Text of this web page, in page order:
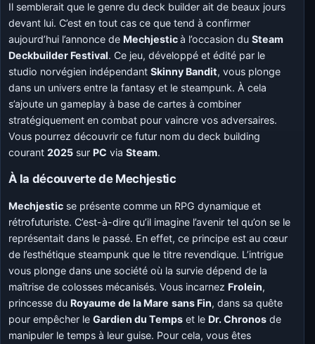
Il semblerait que le genre du deck builder ait de beaux jours
devant lui. C’est en tout cas ce que tend à confirmer
aujourd’hui l’annonce de Mechjesticà l’occasion duSteam
Deckbuilder Festival. Ce jeu, développé et édité par le
studio norvégien indépendantSkinny Bandit, vous plonge
dans un univers entre la fantasy et le steampunk. À cela
s’ajoute un gameplay à base de cartes à combiner
stratégiquement en combat pour vaincre vos adversaires.
Vous pourrez découvrir ce futur nom du deck building
courant2025 sur PC viaSteam.
À la découverte de Mechjestic
Mechjestic se présente comme un RPG dynamique et
rétrofuturiste. C’est-à-dire qu’il imagine l’avenir tel qu’on se le
représentait dans le passé. En effet, ce principe est au cœur
de l’esthétique steampunk que le titre revendique. L’intrigue
vous plonge dans une société où la survie dépend de la
maîtrise de colosses mécanisés. Vous incarnez Frolein,
princesse du Royaume de la Mare sans Fin, dans sa quête
pour empêcher leGardien du Temps et le Dr. Chronos de
manipuler le temps à leur guise. Pour cela, vous êtes